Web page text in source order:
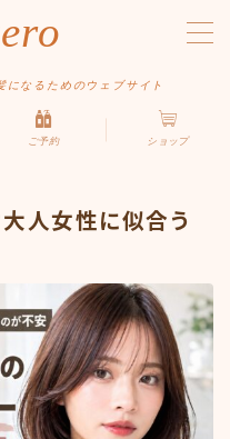
になるためのウェブサイト
ご予約 ショップ
大人女性に似合う